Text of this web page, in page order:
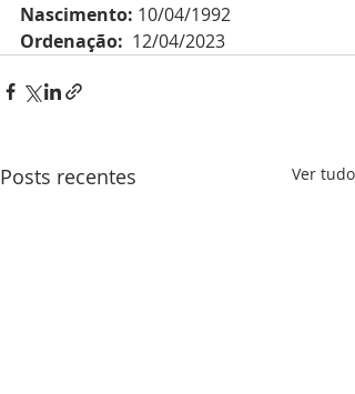
Nascimento: 10/04/1992
Ordenação: 12/04/2023
Posts recentes Ver tudo